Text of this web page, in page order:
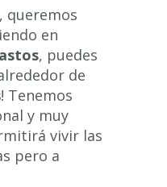
queremos
en
, puedes
de
! Tenemos
y muy
vivir las
pero a